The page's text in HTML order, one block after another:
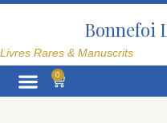
Aller
Bonnefoi
Livres Rares & Manuscrits
0
Panier